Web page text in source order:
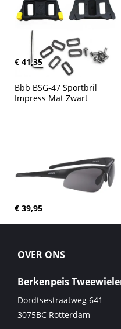
€ 41,35
Bbb BSG-47 Sportbril
Impress Mat Zwart
€ 39,95
OVER ONS
Berkenpeis
Dordtsestraatweg 641
3075BC Rotterdam